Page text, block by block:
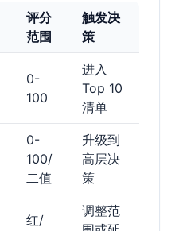
评分
范围
触发决
策
0-
100
进入
Top 10
清单
0-
100/
二值
升级到
高层决
策
红/
调整范